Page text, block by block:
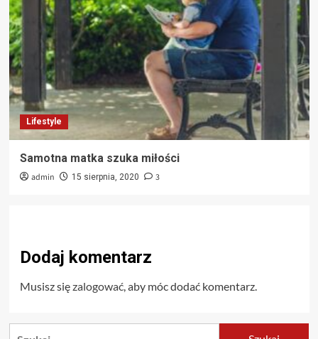
Lifestyle
Samotna matka szuka miłości
admin 15 sierpnia, 2020 3
Dodaj komentarz
Musisz sięzalogować, aby móc dodać komentarz.